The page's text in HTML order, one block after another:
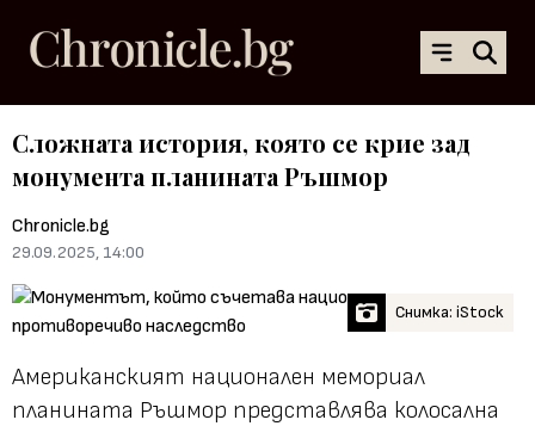
Сложната история, която се крие зад
монумента планината Ръшмор
Chronicle.bg
29.09.2025, 14:00
Снимка: iStock
Американският национален мемориал
планината Ръшмор представлява колосална